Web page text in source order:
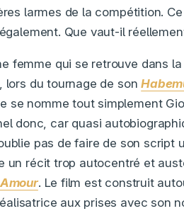
larmes de la compétition.
Que vaut-il
femme qui se retrouve dans
lors du tournage de son
se nomme tout simplement
donc, car quasi
pas de faire de son script
un récit trop autocentré et
Amour. Le film est construit
aux prises avec son